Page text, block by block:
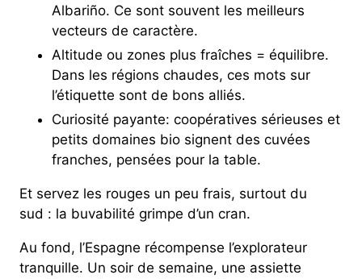
Albariño. Ce sont souvent les meilleurs
vecteurs de caractère.
Altitude ou zones plus fraîches = équilibre.
Dans les régions chaudes, ces mots sur
l’étiquette sont de bons alliés.
Curiosité payante: coopératives sérieuses et
petits domaines bio signent des cuvées
franches, pensées pour la table.
Et servez les rouges un peu frais, surtout du
sud : la buvabilité grimpe d’un cran.
Au fond, l’Espagne récompense l’explorateur
tranquille. Un soir de semaine, une assiette